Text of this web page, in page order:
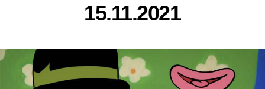
15.11.2021